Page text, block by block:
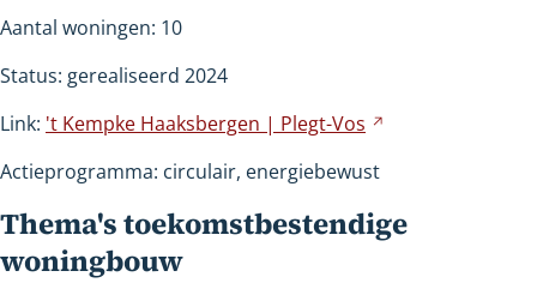
Aantal woningen: 10
Status: gerealiseerd 2024
Link: 't Kempke Haaksbergen | Plegt-Vos
website
Actieprogramma: circulair, energiebewust
Thema's toekomstbestendige
woningbouw